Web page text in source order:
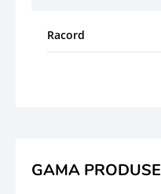
Racord
GAMA PRODUSE